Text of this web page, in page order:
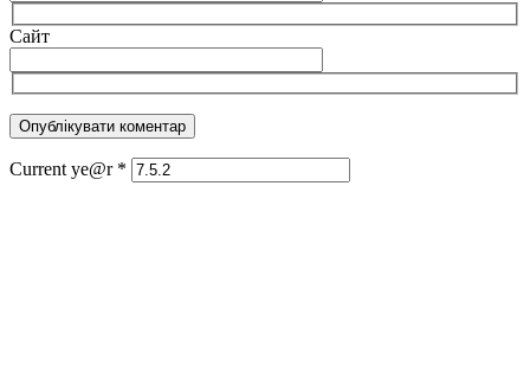
Сайт
Current ye@r *